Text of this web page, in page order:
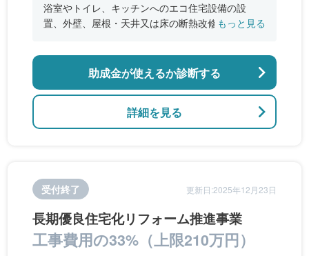
浴室やトイレ、キッチンへのエコ住宅設備の設
置、外壁、屋根・天井又は床の断熱改修、窓やド
のバリアフリー改修
もっと見る
詳細を見る
助成金が使えるか診断する
受付終了 更新日:2025年12月23日
長期優良住宅化リフォーム推進事業
工事費用の33%（上限210万円）